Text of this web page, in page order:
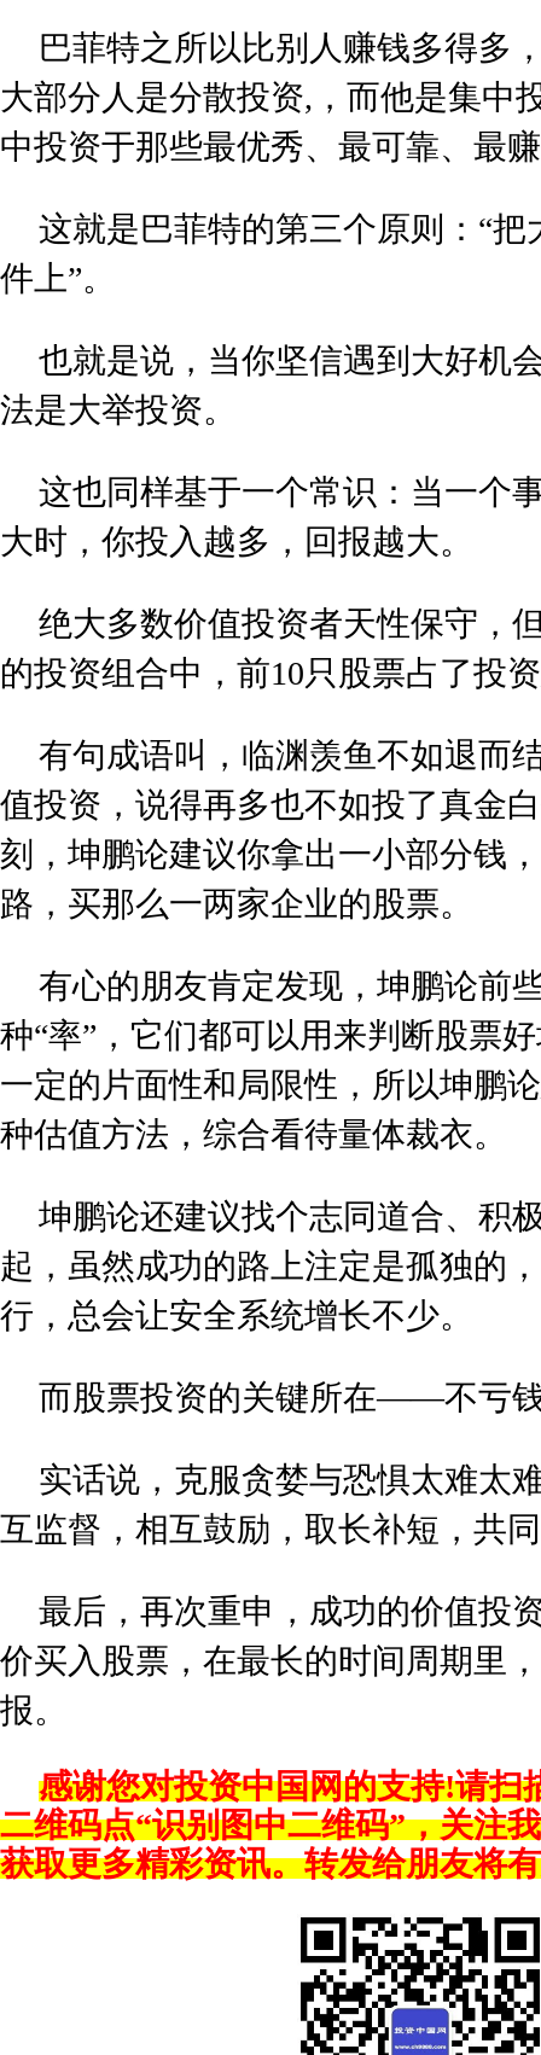
巴菲特之所以比别人赚钱多得多
大部分人是分散投资,，而他是集中
中投资于那些最优秀、最可靠、最
这就是巴菲特的第三个原则：“
件上”。
也就是说，当你坚信遇到大好机
法是大举投资。
这也同样基于一个常识：当一个
大时，你投入越多，回报越大。
绝大多数价值投资者天性保守，
的投资组合中，前10只股票占了投
有句成语叫，临渊羡鱼不如退而
值投资，说得再多也不如投了真金
刻，坤鹏论建议你拿出一小部分钱
路，买那么一两家企业的股票。
有心的朋友肯定发现，坤鹏论前
种“率”，它们都可以用来判断股票
一定的片面性和局限性，所以坤鹏
种估值方法，综合看待量体裁衣。
坤鹏论还建议找个志同道合、积
起，虽然成功的路上注定是孤独的
行，总会让安全系统增长不少。
而股票投资的关键所在——不亏
实话说，克服贪婪与恐惧太难太
互监督，相互鼓励，取长补短，共
最后，再次重申，成功的价值投
价买入股票，在最长的时间周期里
报。
感谢您对投资中国网的支持!请扫
二维码点“识别图中二维码”，关注
获取更多精彩资讯。转发给朋友将